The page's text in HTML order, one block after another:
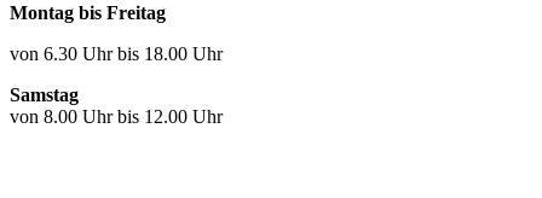
Montag bis Freitag
von 6.30 Uhr bis 18.00 Uhr
Samstag
von 8.00 Uhr bis 12.00 Uhr